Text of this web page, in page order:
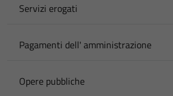
Servizi erogati
Pagamenti dell' amministrazione
Opere pubbliche